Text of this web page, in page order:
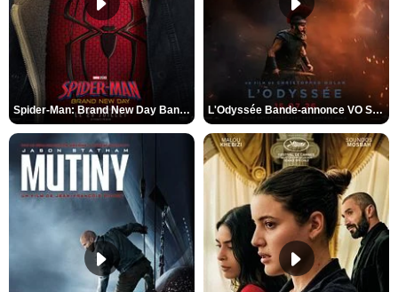
Spider-Man: Brand New Day Bande-annonce VO STFR L'Odyssée Bande-annonce VO STFR